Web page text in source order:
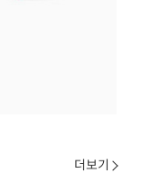
더보기